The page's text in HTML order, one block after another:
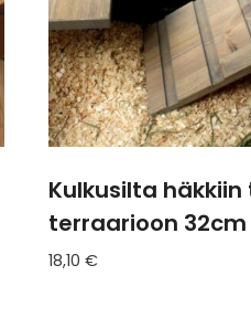
valinnat
tuotteen
sivulla.
Kulkusilta häkkiin
terraarioon 32cm
18,10 €